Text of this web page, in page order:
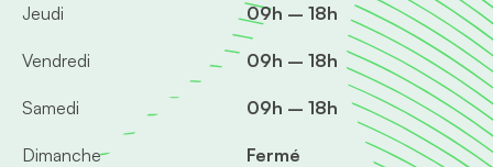
Jeudi 09h – 18h
Vendredi 09h – 18h
Samedi 09h – 18h
Dimanche Fermé